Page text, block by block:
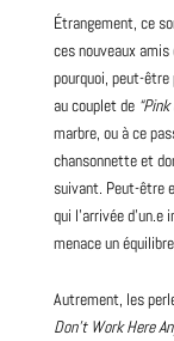
Étrangement, ce
ces nouveaux amis
pourquoi, peut-être
au couplet de
marbre, ou à ce
chansonnette et
suivant. Peut-être
qui l’arrivée d’un.e
menace un
Autrement, les
Don’t Work Here